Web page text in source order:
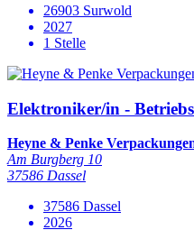
26903 Surwold
2027
1 Stelle
Elektroniker/in -
Heyne & Penke
Am Burgberg 10
37586 Dassel
37586 Dassel
2026